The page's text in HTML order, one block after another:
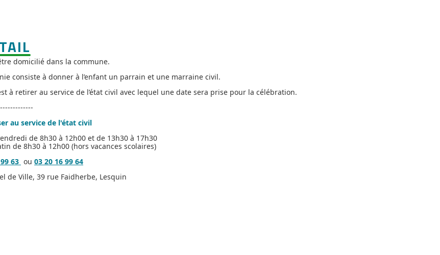
domicilié dans la commune.
consiste à donner à l’enfant un parrain et une marraine civil.
à retirer au service de l’état civil avec lequel une date sera prise pour la célébration.
au service de l'état civil
de 8h30 à 12h00 et de 13h30 à 17h30
de 8h30 à 12h00 (hors vacances scolaires)
63 ou 03 20 16 99 64
de Ville, 39 rue Faidherbe, Lesquin